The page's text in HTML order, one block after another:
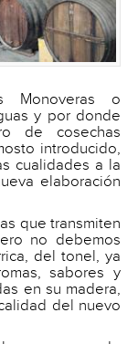
Monoveras o
y por donde
de cosechas
introducido,
cualidades a la
elaboración
que transmiten
no debemos
del tonel, ya
sabores y
en su madera,
del nuevo